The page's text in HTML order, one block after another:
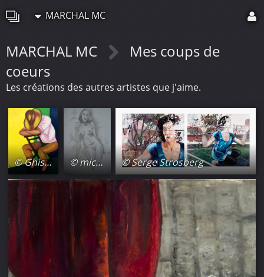
MARCHAL MC
MARCHAL MC
Mes coups de
coeurs
Les créations des autres artistes que j'aime.
© Ghislaine Gaffori © michel lecru © Serge Strosberg